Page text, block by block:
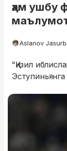
ҳам ушбу
Aslanov
"Қизил